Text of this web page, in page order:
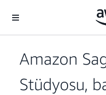
Amazon
Stüdyosu,